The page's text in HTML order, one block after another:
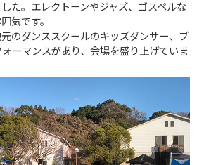
た。エレクトーンやジャズ、ゴスペルな
気です。
のダンススクールのキッズダンサー、ブ
ーマンスがあり、会場を盛り上げていま